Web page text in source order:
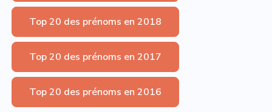
Top 20 des prénoms en 2018
Top 20 des prénoms en 2017
Top 20 des prénoms en 2016